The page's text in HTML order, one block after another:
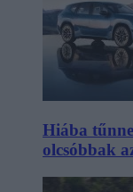
Hiába
olcsóbbak